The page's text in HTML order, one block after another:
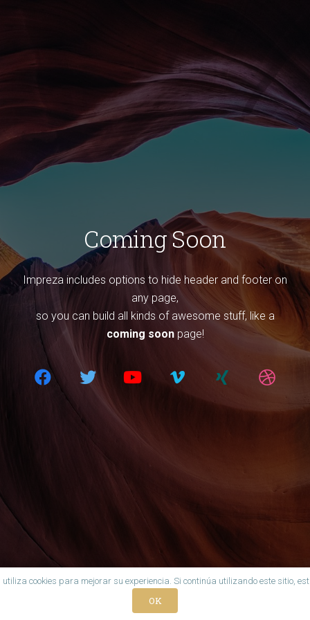
Coming Soon
Impreza includes options to hide header and footer on
any page,
so you can build all kinds of awesome stuff, like a
coming soonpage!
utiliza cookies para mejorar su experiencia. Si continúa utilizando este sitio,
OK